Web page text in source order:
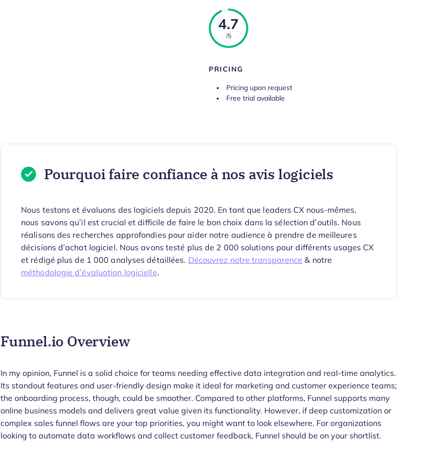
4.7
/5
PRICING
Pricing upon request
Free trial available
Pourquoi faire confiance à nos avis logiciels
Nous testons et évaluons des logiciels depuis 2020. En tant que leaders CX nous-mêmes,
nous savons qu’il est crucial et difficile de faire le bon choix dans la sélection d’outils. Nous
réalisons des recherches approfondies pour aider notre audience à prendre de meilleures
décisions d’achat logiciel. Nous avons testé plus de 2 000 solutions pour différents usages CX
et rédigé plus de 1 000 analyses détaillées. Découvrez notre transparence & notre
méthodologie d’évaluation logicielle.
Funnel.io Overview
In my opinion, Funnel is a solid choice for teams needing effective data integration and real-time analytics.
Its standout features and user-friendly design make it ideal for marketing and customer experience teams;
the onboarding process, though, could be smoother. Compared to other platforms, Funnel supports many
online business models and delivers great value given its functionality. However, if deep customization or
complex sales funnel flows are your top priorities, you might want to look elsewhere. For organizations
looking to automate data workflows and collect customer feedback, Funnel should be on your shortlist.